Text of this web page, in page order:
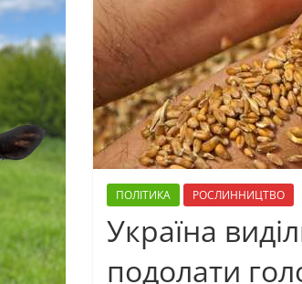
ПОЛІТИКА РОСЛИННИЦТВО
Україна
подолати